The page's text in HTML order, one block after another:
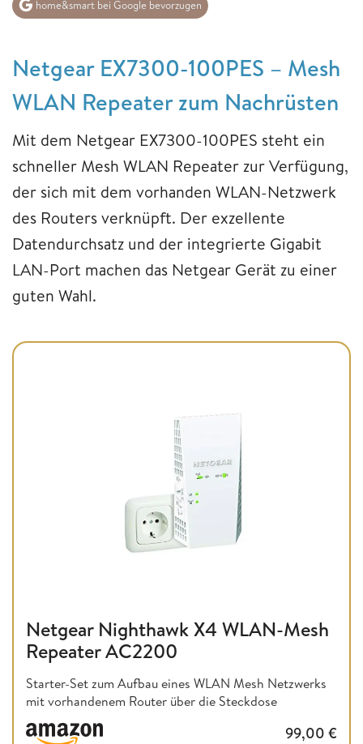
home&smart bei Google bevorzugen
Netgear EX7300-100PES – Mesh
WLAN Repeater zum Nachrüsten
Mit dem Netgear EX7300-100PES steht ein
schneller Mesh WLAN Repeater zur Verfügung,
der sich mit dem vorhanden WLAN-Netzwerk
des Routers verknüpft. Der exzellente
Datendurchsatz und der integrierte Gigabit
LAN-Port machen das Netgear Gerät zu einer
guten Wahl.
Netgear Nighthawk X4 WLAN-Mesh
Repeater AC2200
Starter-Set zum Aufbau eines WLAN Mesh Netzwerks
mit vorhandenem Router über die Steckdose
99,00 €